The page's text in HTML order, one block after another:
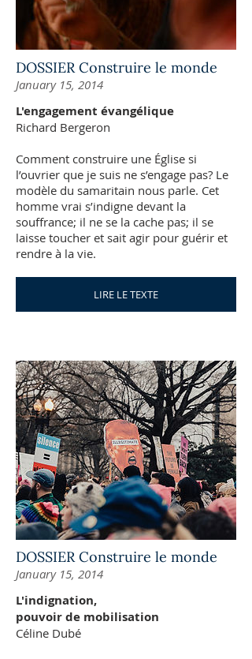
DOSSIER Construire le monde
January 15, 2014
L'engagement évangélique
Richard Bergeron
Comment construire une Église si
l’ouvrier que je suis ne s’engage pas? Le
modèle du samaritain nous parle. Cet
homme vrai s’indigne devant la
souffrance; il ne se la cache pas; il se
laisse toucher et sait agir pour guérir et
rendre à la vie.
LIRE LE TEXTE
DOSSIER Construire le monde
January 15, 2014
L'indignation,
pouvoir de mobilisation
Céline Dubé